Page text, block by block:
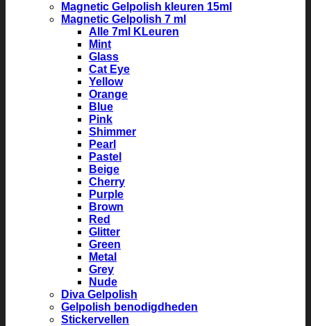
Magnetic Gelpolish kleuren 15ml
Magnetic Gelpolish 7 ml
Alle 7ml KLeuren
Mint
Glass
Cat Eye
Yellow
Orange
Blue
Pink
Shimmer
Pearl
Pastel
Beige
Cherry
Purple
Brown
Red
Glitter
Green
Metal
Grey
Nude
Diva Gelpolish
Gelpolish benodigdheden
Stickervellen